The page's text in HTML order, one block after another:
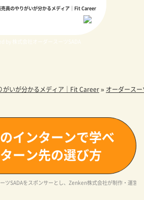
員のやりがいが分かるメディア｜Fit Career
by 株式会社オーダースーツSADA
がいが分かるメディア｜Fit Career» オーダース
インターンで学べ
ーン先の選び方
ツSADAをスポンサーとし、Zenken株式会社が制作・運営